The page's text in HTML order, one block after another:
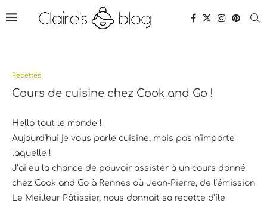
Recettes
Cours de cuisine chez Cook and Go !
Hello tout le monde !
Aujourd’hui je vous parle cuisine, mais pas n’importe
laquelle !
J’ai eu la chance de pouvoir assister à un cours donné
chez Cook and Go à Rennes où Jean-Pierre, de l’émission
Le Meilleur Pâtissier, nous donnait sa recette d’île